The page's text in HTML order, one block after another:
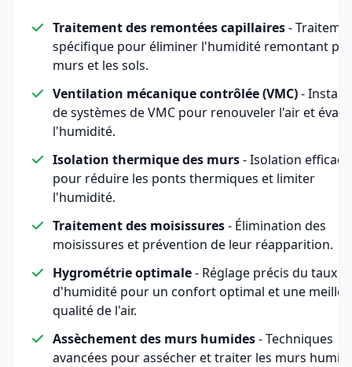
Traitement des remontées capillaires-
spécifique pour éliminer l'humidité remontant
murs et les sols.
Ventilation mécanique contrôlée (VMC)-
de systèmes de VMC pour renouveler l'air et
l'humidité.
Isolation thermique des murs- Isolation efficace
pour réduire les ponts thermiques et limiter
l'humidité.
Traitement des moisissures- Élimination des
moisissures et prévention de leur réapparition.
Hygrométrie optimale- Réglage précis du taux
d'humidité pour un confort optimal et une
qualité de l'air.
Assèchement des murs humides- Techniques
avancées pour assécher et traiter les murs